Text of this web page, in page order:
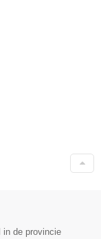
in de provincie